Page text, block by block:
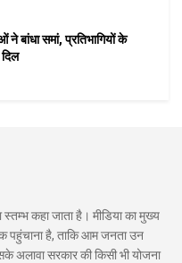
ने बांधा समां, प्रतिभागियों के
कहा जाता है। मीडिया का मुख्य
पहुंचाना है, ताकि आम जनता उन
सरकार की किसी भी योजना